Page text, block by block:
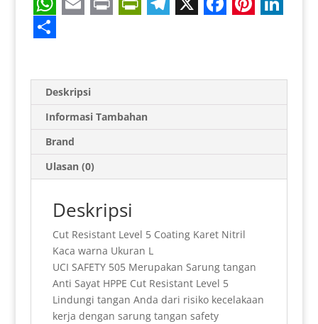
W
h
a
A
p
p
a
i
l
i
n
t
i
t
F
r
i
e
n
d
l
y
l
g
r
a
m
c
o
o
k
n
r
e
s
n
d
I
n
h
e
Deskripsi
Informasi Tambahan
Brand
Ulasan (0)
Deskripsi
Cut Resistant Level 5 Coating Karet Nitril
Kaca warna Ukuran L
UCI SAFETY 505 Merupakan Sarung tangan
Anti Sayat HPPE Cut Resistant Level 5
Lindungi tangan Anda dari risiko kecelakaan
kerja dengan sarung tangan safety